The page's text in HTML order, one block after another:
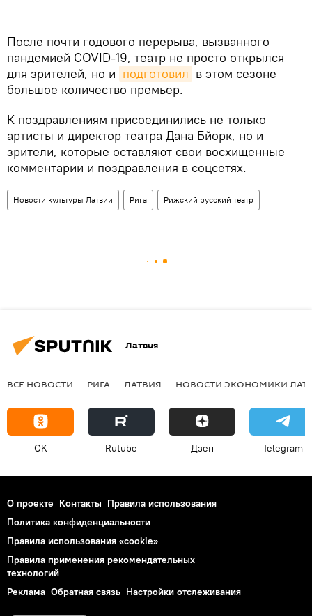
После почти годового перерыва, вызванного
пандемией COVID-19, театр не просто открылся
для зрителей, но и подготовил в этом сезоне
большое количество премьер.
К поздравлениям присоединились не только
артисты и директор театра Дана Бйорк, но и
зрители, которые оставляют свои восхищенные
комментарии и поздравления в соцсетях.
Новости культуры Латвии Рига Рижский русский театр
Латвия
ВСЕ НОВОСТИ РИГА ЛАТВИЯ НОВОСТИ ЭКОНОМИКИ
OK Rutube Дзен Telegram
О проекте Контакты Правила использования
Политика конфиденциальности
Правила использования «cookie»
Правила применения рекомендательных
технологий
Реклама Обратная связь Настройки отслеживания